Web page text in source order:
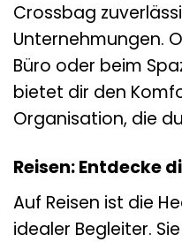
Crossbag
Unternehmungen.
Büro oder beim
bietet dir den
Organisation, die
Reisen: Entdecke
Auf Reisen ist die
idealer Begleiter.